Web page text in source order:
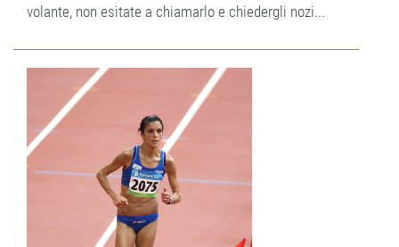
volante, non esitate a chiamarlo e chiedergli nozi...